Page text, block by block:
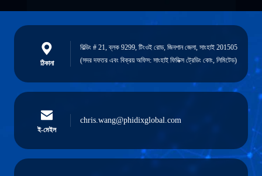
ঠিকানা
বিল্ডিং # 21, ব্লক 9299, টিংওই রোড, জিনশান জেলা, সাংহাই 201505
(সদর দফতর এবং বিক্রয় অফিস: সাংহাই ফিডিক্স ট্রেডিং কোং, লিমিটেড)
ই-মেইল
chris.wang@phidixglobal.com